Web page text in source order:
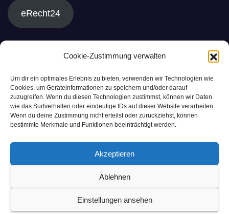
Cookie-Zustimmung verwalten
Um dir ein optimales Erlebnis zu bieten, verwenden wir Technologien wie
Cookies, um Geräteinformationen zu speichern und/oder darauf
zuzugreifen. Wenn du diesen Technologien zustimmst, können wir Daten
wie das Surfverhalten oder eindeutige IDs auf dieser Website verarbeiten.
Wenn du deine Zustimmung nicht erteilst oder zurückziehst, können
bestimmte Merkmale und Funktionen beeinträchtigt werden.
Akzeptieren
Ablehnen
Einstellungen ansehen
eRecht24